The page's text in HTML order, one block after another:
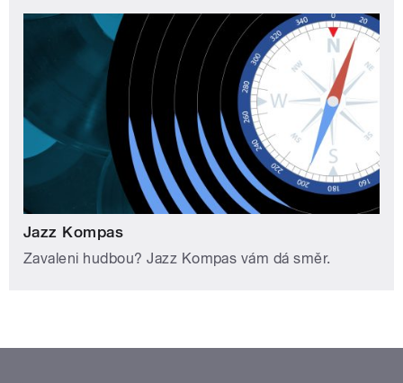
Jazz Kompas
Zavaleni hudbou? Jazz Kompas vám dá směr.